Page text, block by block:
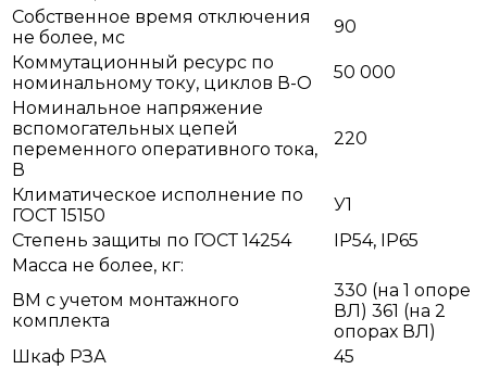
Собственное время отключения
не более, мс
90
Коммутационный ресурс по
номинальному току, циклов В-О
50 000
Номинальное напряжение
вспомогательных цепей
переменного оперативного тока,
В
220
Климатическое исполнение по
ГОСТ 15150
У1
Степень защиты по ГОСТ 14254
IP54, IP65
Масса не более, кг:
ВМ с учетом монтажного
комплекта
330 (на 1 опоре
ВЛ) 361 (на 2
опорах ВЛ)
Шкаф РЗА
45